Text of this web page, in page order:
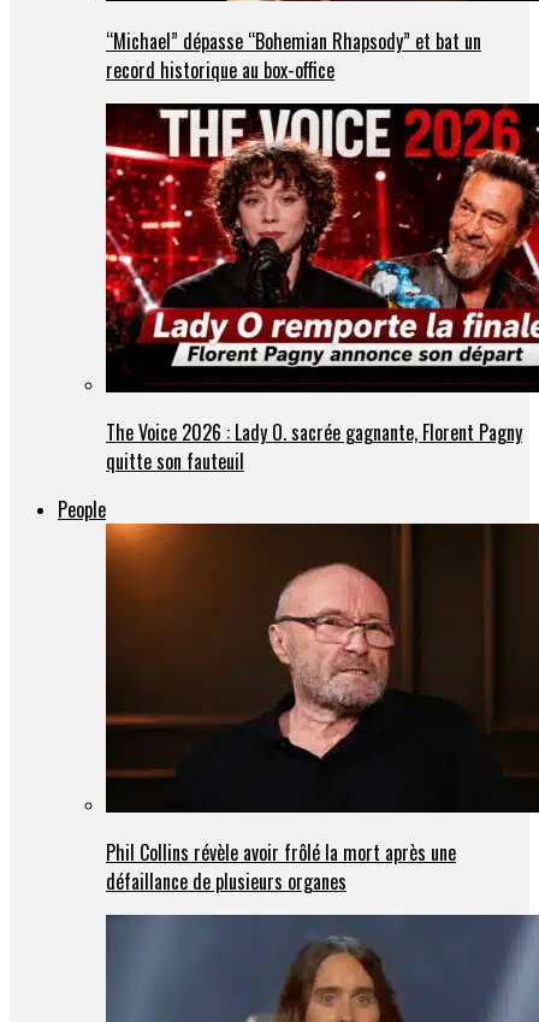
“Michael” dépasse “Bohemian Rhapsody” et bat un
record historique au box-office
The Voice 2026 : Lady O. sacrée gagnante, Florent Pagny
quitte son fauteuil
People
Phil Collins révèle avoir frôlé la mort après une
défaillance de plusieurs organes